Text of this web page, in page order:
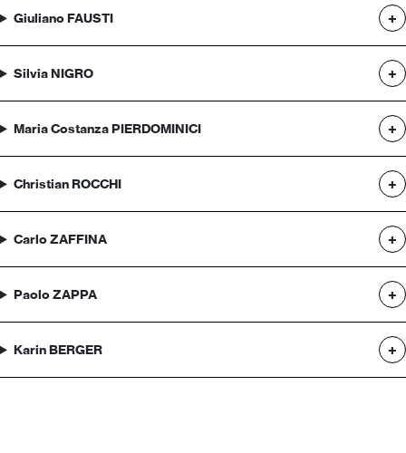
Giuliano FAUSTI
Silvia NIGRO
Maria Costanza PIERDOMINICI
Christian ROCCHI
Carlo ZAFFINA
Paolo ZAPPA
Karin BERGER